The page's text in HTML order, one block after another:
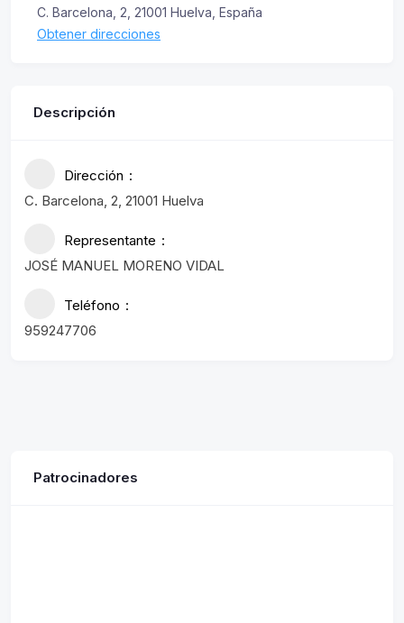
C. Barcelona, 2, 21001 Huelva, España
Obtener direcciones
Descripción
Dirección
C. Barcelona, 2, 21001 Huelva
Representante
JOSÉ MANUEL MORENO VIDAL
Teléfono
959247706
Patrocinadores